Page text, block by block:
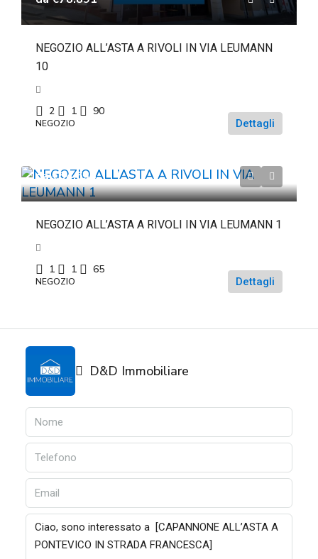
NEGOZIO ALL’ASTA A RIVOLI IN VIA LEUMANN
10
2 1 90
NEGOZIO Dettagli
da€54.633
NEGOZIO ALL’ASTA A RIVOLI IN VIA LEUMANN 1
1 1 65
NEGOZIO Dettagli
D&D Immobiliare